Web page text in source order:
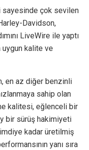
sayesinde çok sevilen
Davidson,
LiveWire ile yaptı
uygun kalite ve
en az diğer benzinli
sahip olan
kalitesi, eğlenceli bir
bir sürüş hakimiyeti
kadar üretilmiş
yanı sıra